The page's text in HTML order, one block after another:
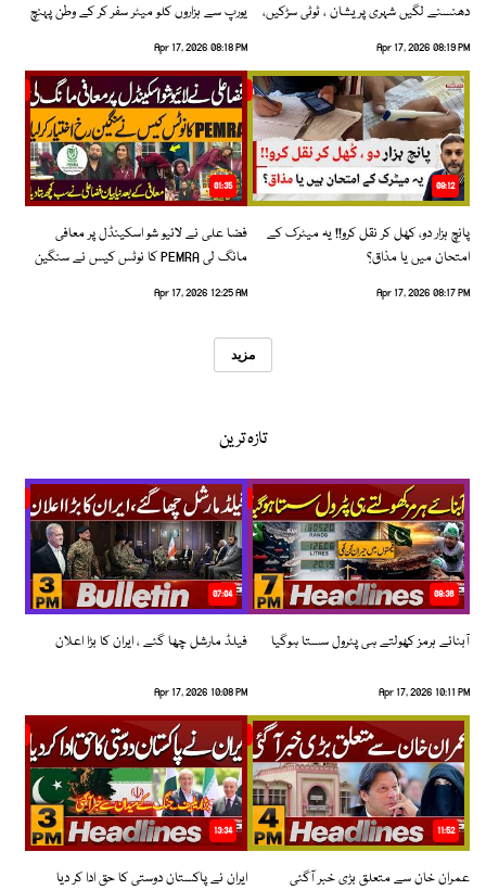
دھنسنے لگیں شہری پریشان ، ٹوٹی سڑکیں،
Apr 17, 2026 08:19 PM
یورپ سے ہزاروں کلو میٹر سفر کر کے وطن پہنچ
Apr 17, 2026 08:18 PM
09:12
پانچ ہزار دو، کھل کر نقل کرو!! یہ میٹرک کے
امتحان میں یا مذاق؟
Apr 17, 2026 08:17 PM
01:35
فضا علی نے لائیو شو اسکینڈل پر معافی
مانگ لی PEMRA کا نوٹس کیس نے سنگین
Apr 17, 2026 12:25 AM
مزید
تازہ ترین
08:36
آبنائے ہرمز کھولتے ہی پٹرول سستا ہوگیا
Apr 17, 2026 10:11 PM
07:04
فیلڈ مارشل چھا گئے ، ایران کا بڑا اعلان
Apr 17, 2026 10:08 PM
11:52
عمران خان سے متعلق بڑی خبر آگئی
13:34
ایران نے پاکستان دوستی کا حق ادا کر دیا